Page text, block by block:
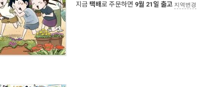
지금 택배로 주문하면 9월 21일 출고 지역변경